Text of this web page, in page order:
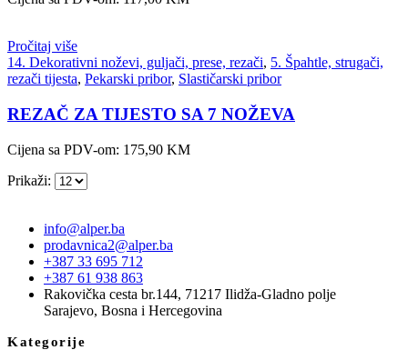
Pročitaj više
14. Dekorativni noževi, guljači, prese, rezači, 5. Špahtle, strugači,
rezači tijesta, Pekarski pribor, Slastičarski pribor
REZAČ ZA TIJESTO SA 7 NOŽEVA
Cijena sa PDV-om: 175,90 KM
Prikaži:
info@alper.ba
prodavnica2@alper.ba
+387 33 695 712
+387 61 938 863
Rakovička cesta br.144, 71217 Ilidža-Gladno polje
Sarajevo, Bosna i Hercegovina
Kategorije